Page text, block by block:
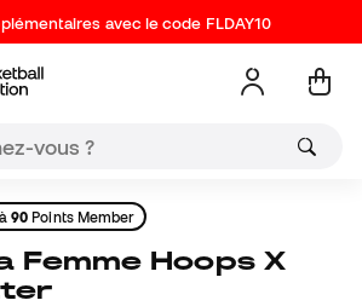
avec le code FLDAY10
90 Points Member